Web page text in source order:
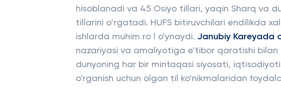
hisoblanadi va 45 Osiyo tillari, yaqin Sharq va
tillarini o’rgatadi. HUFS bitiruvchilari endilikda
ishlarda muhim ro l o'ynaydi. Janubiy Kareyada
nazariyasi va amaliyotiga e'tibor qaratishi
dunyoning har bir mintaqasi siyosati,
o'rganish uchun olgan til ko'nikmalaridan